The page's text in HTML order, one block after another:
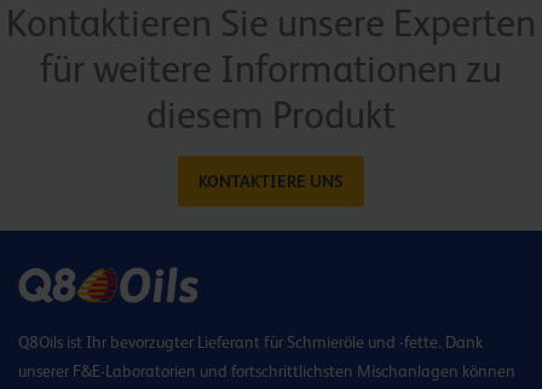
Kontaktieren Sie unsere Experten
für weitere Informationen zu
diesem Produkt
KONTAKTIERE UNS
Q8Oils ist Ihr bevorzugter Lieferant für Schmieröle und -fette. Dank
unserer F&E-Laboratorien und fortschrittlichsten Mischanlagen können